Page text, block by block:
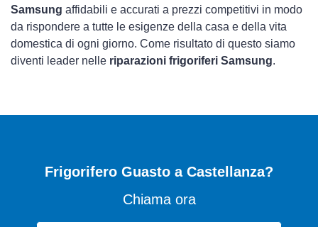
Samsung affidabili e accurati a prezzi competitivi in modo
da rispondere a tutte le esigenze della casa e della vita
domestica di ogni giorno. Come risultato di questo siamo
diventi leader nelle riparazioni frigoriferi Samsung.
Frigorifero Guasto a Castellanza?
Chiama ora